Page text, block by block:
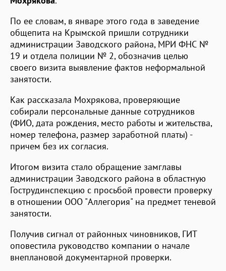
По ее словам, в январе этого года в заведение
общепита на Крымской пришли сотрудники
администрации Заводского района, МРИ ФНС №
19 и отдела полиции № 2, обозначив целью
своего визита выявление фактов неформальной
занятости.
Как рассказала Мохрякова, проверяющие
собирали персональные данные сотрудников
(ФИО, дата рождения, место работы и жительства,
номер телефона, размер заработной платы) -
причем без их согласия.
Итогом визита стало обращение замглавы
администрации Заводского района в областную
Гострудинспекцию с просьбой провести проверку
в отношении ООО "Аллегория" на предмет теневой
занятости.
Получив сигнал от районных чиновников, ГИТ
оповестила руководство компании о начале
внеплановой документарной проверки.